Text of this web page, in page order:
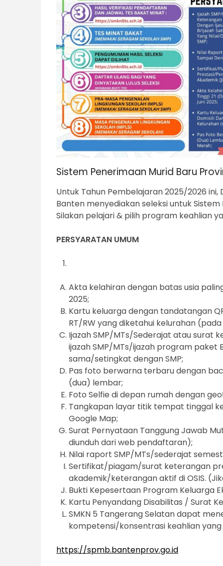
Sistem Penerimaan Murid Baru
Untuk Tahun Pembelajaran 2025/2026 ini,
Banten menyediakan seleksi untuk Sistem
Silakan pelajari & pilih program keahlian
PERSYARATAN UMUM
Akta kelahiran dengan batas usia
2025;
Kartu keluarga dengan tandatangan
RT/RW yang diketahui kelurahan (pada
Ijazah SMP/MTs/Sederajat atau surat
ijazah SMP/MTs/ijazah program paket
sama/setingkat dengan SMP;
Pas foto berwarna terbaru dengan
(dua) lembar;
Foto Selfie di depan rumah dengan
Tangkapan layar titik tempat tinggal
Google Map;
Surat Pernyataan Tanggung Jawab
diunduh dari web pendaftaran);
Nilai raport SMP/MTs/sederajat
Sertifikat/piagam/surat keterangan
akademik/keterangan aktif di OSIS.
Bukti Kepesertaan Program Keluarga
Kartu Penyandang Disabilitas / Surat
SMKN 5 Tangerang Selatan dapat
kompetensi/konsentrasi keahlian
https://spmb.bantenprov.go.id